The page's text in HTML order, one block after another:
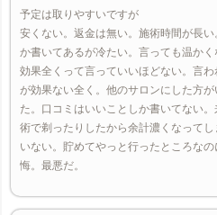
予定は取りやすいですが
安くない。返金は無い。施術時間が長
か書いてあるが冷たい。言っても温か
効果全くって言っていいほどない。言
が効果ない全く。他のサロンにした方
た。口コミはいいことしか書いてない
術で剃ったりしたから余計濃くなって
いない。貯めてやっと行ったところな
悔。最悪だ。